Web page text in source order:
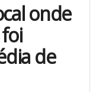
onde
de